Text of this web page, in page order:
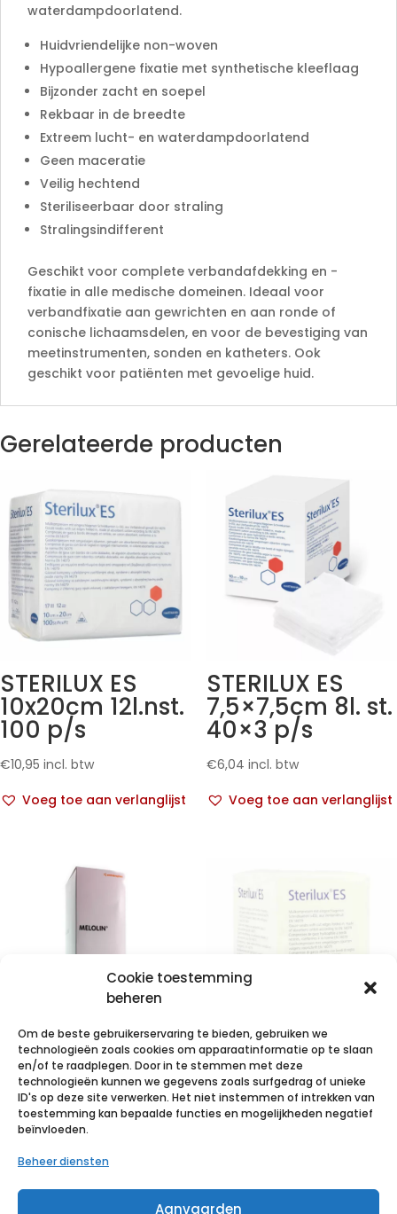
Cookie toestemming
beheren
Om de beste gebruikerservaring te bieden, gebruiken we
technologieën zoals cookies om apparaatinformatie op te slaan
en/of te raadplegen. Door in te stemmen met deze
technologieën kunnen we gegevens zoals surfgedrag of unieke
ID's op deze site verwerken. Het niet instemmen of intrekken van
toestemming kan bepaalde functies en mogelijkheden negatief
beïnvloeden.
Beheer diensten
Aanvaarden
waterdampdoorlatend.
Huidvriendelijke non-woven
Hypoallergene fixatie met synthetische kleeflaag
Bijzonder zacht en soepel
Rekbaar in de breedte
Extreem lucht- en waterdampdoorlatend
Geen maceratie
Veilig hechtend
Steriliseerbaar door straling
Stralingsindifferent
Geschikt voor complete verbandafdekking en -
fixatie in alle medische domeinen. Ideaal voor
verbandfixatie aan gewrichten en aan ronde of
conische lichaamsdelen, en voor de bevestiging van
meetinstrumenten, sonden en katheters. Ook
geschikt voor patiënten met gevoelige huid.
Gerelateerde producten
STERILUX ES
10x20cm 12l.nst.
100 p/s
€10,95 incl. btw
Voeg toe aan verlanglijst
STERILUX ES
7,5×7,5cm 8l. st.
40×3 p/s
€6,04 incl. btw
Voeg toe aan verlanglijst
MELOLIN KP
STER 5X 5CM
66974940 – 100
stuks
Voeg toe aan verlanglijst
STERILUX ES
7,5×7,5cm
8l.nst. 100 p/s
Voeg toe aan verlanglijst